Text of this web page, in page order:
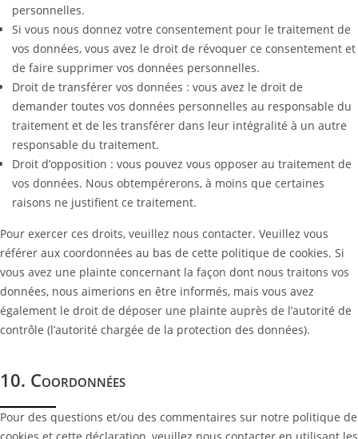
personnelles.
Si vous nous donnez votre consentement pour le traitement de
vos données, vous avez le droit de révoquer ce consentement et
de faire supprimer vos données personnelles.
Droit de transférer vos données : vous avez le droit de
demander toutes vos données personnelles au responsable du
traitement et de les transférer dans leur intégralité à un autre
responsable du traitement.
Droit d’opposition : vous pouvez vous opposer au traitement de
vos données. Nous obtempérerons, à moins que certaines
raisons ne justifient ce traitement.
Pour exercer ces droits, veuillez nous contacter. Veuillez vous
référer aux coordonnées au bas de cette politique de cookies. Si
vous avez une plainte concernant la façon dont nous traitons vos
données, nous aimerions en être informés, mais vous avez
également le droit de déposer une plainte auprès de l’autorité de
contrôle (l’autorité chargée de la protection des données).
10. Coordonnées
Pour des questions et/ou des commentaires sur notre politique de